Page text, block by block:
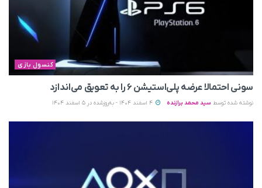
کنسول بازی
سونی احتمالا عرضه پلی‌استیشن ۶ را به تعویق می‌اندازد
نوشته شده توسط سید محمد برازنده